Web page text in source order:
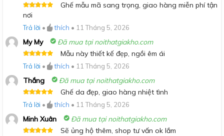
Được xếp
hạng
sao
Ghế mẫu mã sang trọng, giao hàng miễn phí tận
nơi
Trả lời • thích • 11 Tháng 5, 2026
My My Đã mua tại noithatgiakho.com
hạng5
5
Mẫu này thiết kế đẹp, ngồi êm ái
Trả lời • thích • 11 Tháng 5, 2026
Thắng Đã mua tại noithatgiakho.com
hạng5
5
Ghế da đẹp, giao hàng nhiệt tình
Trả lời • thích • 11 Tháng 5, 2026
Minh Xuân Đã mua tại noithatgiakho.com
Sẽ ủng hộ thêm, shop tư vấn ok lắm